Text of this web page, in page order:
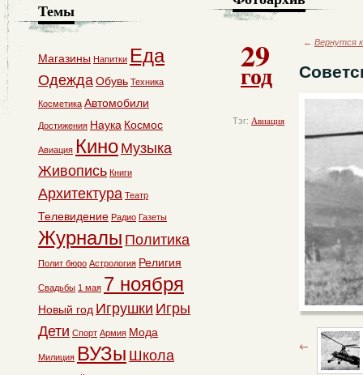
29
год
Тэг: Авиация
← Вернутся
Темы
Магазины Напитки Еда
ОдеждаОбувь Техника
Косметика Автомобили
Достижения Наука Космос
Авиация Кино Музыка
Живопись Книги
Архитектура Театр
Телевидение Радио Газеты
Журналы Политика
Полит бюро Астрология Религия
Свадьбы 1 мая 7 ноября
Новый год Игрушки Игры
Дети Спорт Армия Мода
Милиция ВУЗы Школа